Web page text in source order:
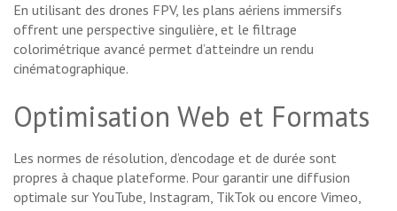
En utilisant des drones FPV, les plans aériens immersifs
offrent une perspective singulière, et le filtrage
colorimétrique avancé permet d’atteindre un rendu
cinématographique.
Optimisation Web et Formats
Les normes de résolution, d’encodage et de durée sont
propres à chaque plateforme. Pour garantir une diffusion
optimale sur YouTube, Instagram, TikTok ou encore Vimeo,